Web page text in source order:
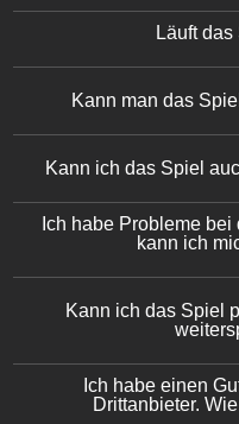
Läuft
Kann man das
Kann ich das Spiel
Ich habe Probleme
kann ich
Kann ich das Spiel
Ich habe einen
Drittanbieter.